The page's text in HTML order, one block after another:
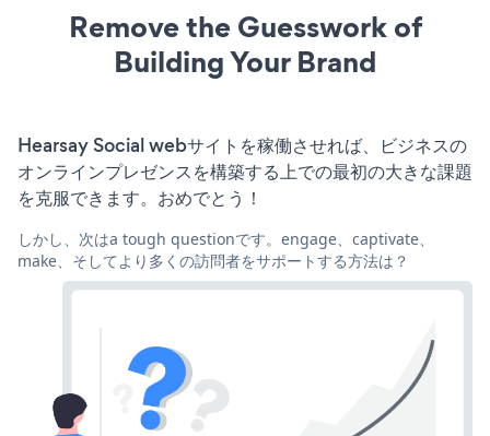
Remove the Guesswork of
Building Your Brand
Hearsay Social webサイトを稼働させれば、ビジネスの
オンラインプレゼンスを構築する上での最初の大きな課題
を克服できます。おめでとう！
しかし、次はa tough questionです。engage、captivate、
make、そしてより多くの訪問者をサポートする方法は？